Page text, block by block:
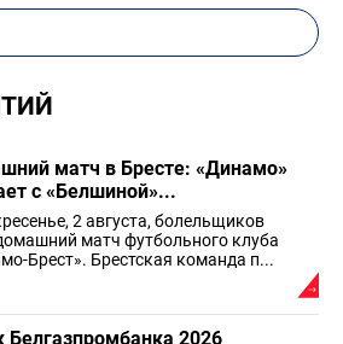
матч в Бресте: «Динамо»
с «Белшиной»...
2 августа, болельщиков
матч футбольного клуба
Брест». Брестская команда п...
Белгазпромбанка 2026